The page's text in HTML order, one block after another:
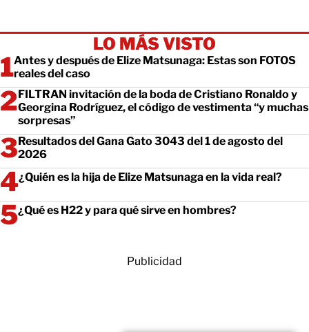
LO MÁS VISTO
Antes y después de Elize Matsunaga: Estas son FOTOS
reales del caso
FILTRAN invitación de la boda de Cristiano Ronaldo y
Georgina Rodríguez, el código de vestimenta “y muchas
sorpresas”
Resultados del Gana Gato 3043 del 1 de agosto del
2026
¿Quién es la hija de Elize Matsunaga en la vida real?
¿Qué es H22 y para qué sirve en hombres?
Publicidad